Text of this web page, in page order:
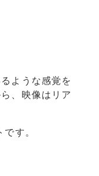
ような感覚を
、映像はリア
す。